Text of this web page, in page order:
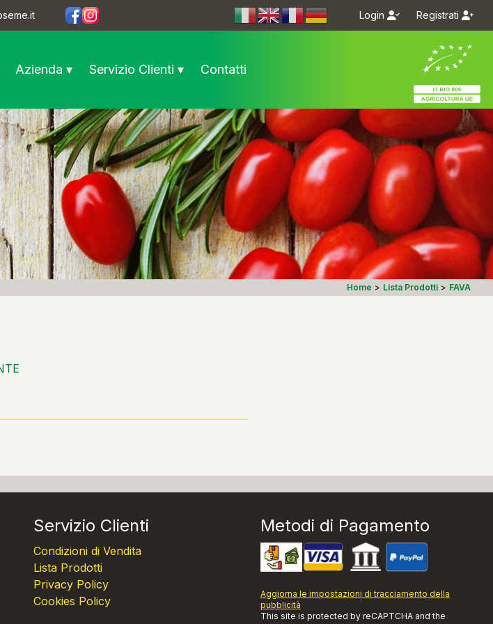
https://www.facebook.com/bioseme.it/
https://www.instagram.com/bioseme.it/
Login Registrati
Azienda ▾ Servizio Clienti ▾ Contatti
Home > Lista Prodotti > FAVA
Servizio Clienti
Condizioni di Vendita
Lista Prodotti
Privacy Policy
Cookies Policy
Metodi di Pagamento
Aggiorna le impostazioni di tracciamento della
pubblicità
This site is protected by reCAPTCHA and the